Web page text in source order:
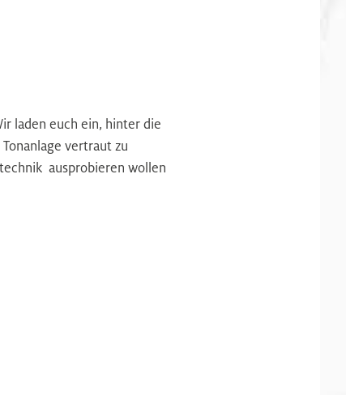
laden euch ein, hinter die
vertraut zu
ausprobieren wollen